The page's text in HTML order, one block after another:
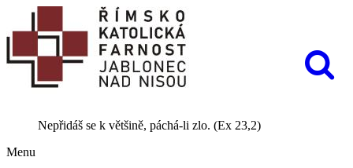
Nepřidáš se k většině, páchá-li zlo. (Ex 23,2)
Menu